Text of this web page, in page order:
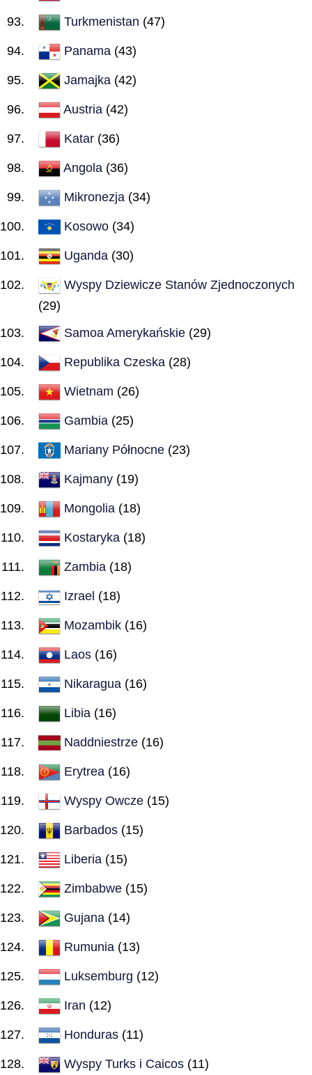
Turkmenistan (47)
Panama (43)
Jamajka (42)
Austria (42)
Katar (36)
Angola (36)
Mikronezja (34)
Kosowo (34)
Uganda (30)
Wyspy Dziewicze Stanów Zjednoczonych
(29)
Samoa Amerykańskie (29)
Republika Czeska (28)
Wietnam (26)
Gambia (25)
Mariany Północne (23)
Kajmany (19)
Mongolia (18)
Kostaryka (18)
Zambia (18)
Izrael (18)
Mozambik (16)
Laos (16)
Nikaragua (16)
Libia (16)
Naddniestrze (16)
Erytrea (16)
Wyspy Owcze (15)
Barbados (15)
Liberia (15)
Zimbabwe (15)
Gujana (14)
Rumunia (13)
Luksemburg (12)
Iran (12)
Honduras (11)
Wyspy Turks i Caicos (11)